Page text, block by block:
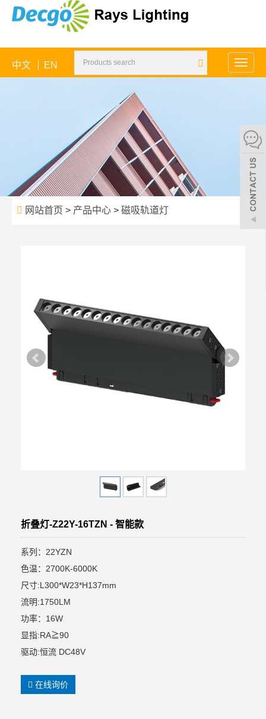
Toggle
中文 EN
网站首页 > 产品中心 > 磁吸轨道灯
折叠灯-Z22Y-16TZN - 智能款
系列：22YZN
色温：2700K-6000K
尺寸:L300*W23*H137mm
流明:1750LM
功率：16W
显指:RA≧90
驱动:恒流 DC48V
在线询价